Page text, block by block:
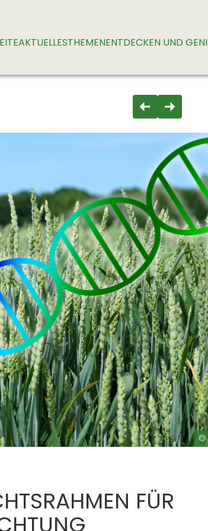
AKTUELLESTHEMENENTDECKEN UND
©
FÜR